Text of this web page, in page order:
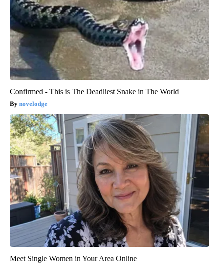
Confirmed - This is The Deadliest Snake in The World
novelodge
Meet Single Women in Your Area Online